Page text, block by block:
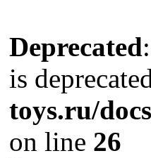
Deprecated
is
toys.ru/
on line 26